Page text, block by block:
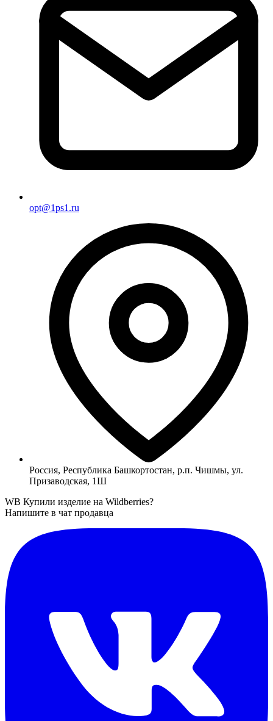
opt@1ps1.ru
Россия, Республика Башкортостан, р.п. Чишмы, ул.
Призаводская, 1Ш
WB Купили изделие на Wildberries?
Напишите в чат продавца